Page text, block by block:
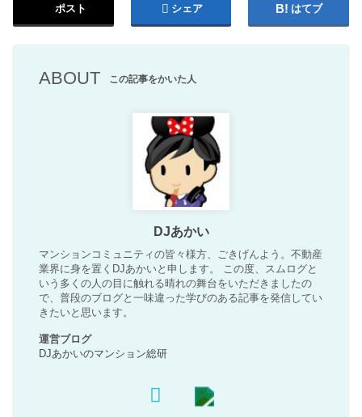
ポスト シェア はてブ
ABOUT この記事をかいた人
DJあかい
マンションコミュニティの皆々様方、ごきげんよう。不動産
業界に身を置くDJあかいと申します。 この度、スムログと
いう多くの人の目に触れる晴れの舞台をいただきましたの
で、普段のブログと一味違った学びのある記事を発信してい
きたいと思います。
運営ブログ
DJあかいのマンション総研